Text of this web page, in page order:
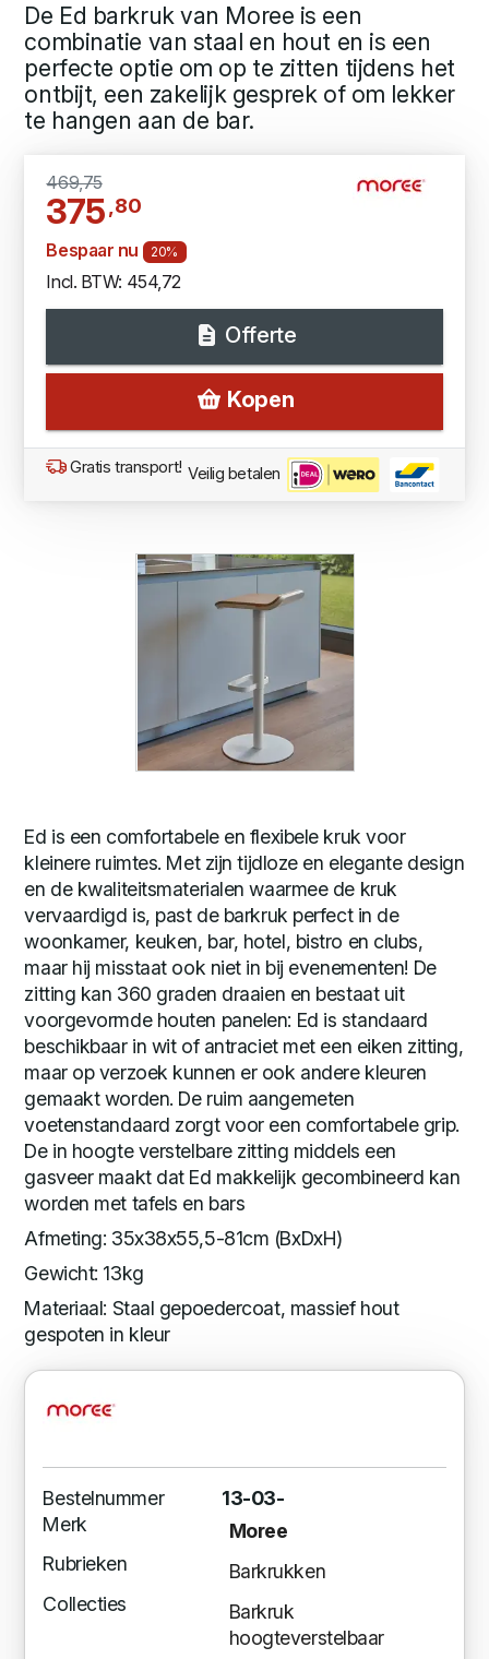
De Ed barkruk van Moree is een
combinatie van staal en hout en is een
perfecte optie om op te zitten tijdens het
ontbijt, een zakelijk gesprek of om lekker
te hangen aan de bar.
469,75
375,80
Bespaar nu 20%
Incl. BTW: 454,72
Offerte
Kopen
Gratis transport! Veilig betalen
Ed is een comfortabele en flexibele kruk voor
kleinere ruimtes. Met zijn tijdloze en elegante design
en de kwaliteitsmaterialen waarmee de kruk
vervaardigd is, past de barkruk perfect in de
woonkamer, keuken, bar, hotel, bistro en clubs,
maar hij misstaat ook niet in bij evenementen! De
zitting kan 360 graden draaien en bestaat uit
voorgevormde houten panelen: Ed is standaard
beschikbaar in wit of antraciet met een eiken zitting,
maar op verzoek kunnen er ook andere kleuren
gemaakt worden. De ruim aangemeten
voetenstandaard zorgt voor een comfortabele grip.
De in hoogte verstelbare zitting middels een
gasveer maakt dat Ed makkelijk gecombineerd kan
worden met tafels en bars
Afmeting: 35x38x55,5-81cm (BxDxH)
Gewicht: 13kg
Materiaal: Staal gepoedercoat, massief hout
gespoten in kleur
Bestelnummer
13-03-
Merk
Moree
Rubrieken
Barkrukken
Collecties
Barkruk
hoogteverstelbaar